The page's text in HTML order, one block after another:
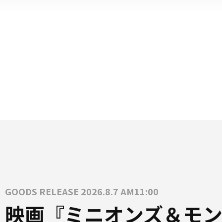
GOODS RELEASE 2026.8.7 AM11:00
映画『ミニオンズ＆モン